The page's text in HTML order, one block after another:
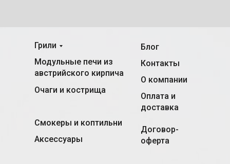
Модульные печи из
австрийского кирпича
Смокеры и коптильни
Очаги и кострища
Контакты
Блог
О компании
Оплата и
доставка
Аксессуары
Грили
Договор-
оферта